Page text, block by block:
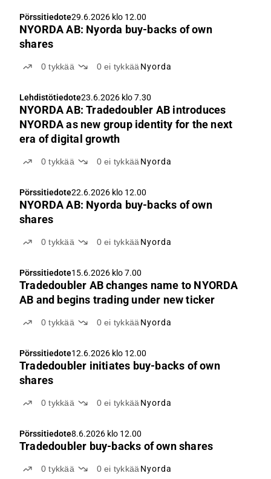
Pörssitiedote29.6.2026 klo 12.00
NYORDA AB: Nyorda buy-backs of own
shares
0tykkää 0ei tykkää Nyorda
Lehdistötiedote23.6.2026 klo 7.30
NYORDA AB: Tradedoubler AB introduces
NYORDA as new group identity for the next
era of digital growth
0tykkää 0ei tykkää Nyorda
Pörssitiedote22.6.2026 klo 12.00
NYORDA AB: Nyorda buy-backs of own
shares
0tykkää 0ei tykkää Nyorda
Pörssitiedote15.6.2026 klo 7.00
Tradedoubler AB changes name to NYORDA
AB and begins trading under new ticker
0tykkää 0ei tykkää Nyorda
Pörssitiedote12.6.2026 klo 12.00
Tradedoubler initiates buy-backs of own
shares
0tykkää 0ei tykkää Nyorda
Pörssitiedote8.6.2026 klo 12.00
Tradedoubler buy-backs of own shares
0tykkää 0ei tykkää Nyorda